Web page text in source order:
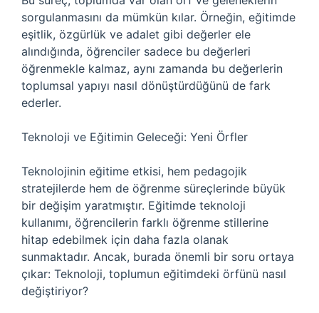
sorgulanmasını da mümkün kılar. Örneğin, eğitimde
eşitlik, özgürlük ve adalet gibi değerler ele
alındığında, öğrenciler sadece bu değerleri
öğrenmekle kalmaz, aynı zamanda bu değerlerin
toplumsal yapıyı nasıl dönüştürdüğünü de fark
ederler.
Teknoloji ve Eğitimin Geleceği: Yeni Örfler
Teknolojinin eğitime etkisi, hem pedagojik
stratejilerde hem de öğrenme süreçlerinde büyük
bir değişim yaratmıştır. Eğitimde teknoloji
kullanımı, öğrencilerin farklı öğrenme stillerine
hitap edebilmek için daha fazla olanak
sunmaktadır. Ancak, burada önemli bir soru ortaya
çıkar: Teknoloji, toplumun eğitimdeki örfünü nasıl
değiştiriyor?